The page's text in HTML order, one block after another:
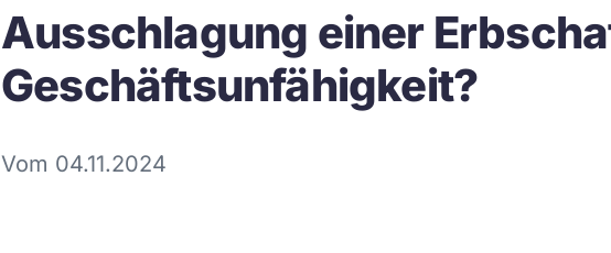
Arbeitsgemeinschaft
Erbrecht
Ausschlagung einer
Geschäftsunfähigkeit?
Vom 04.11.2024